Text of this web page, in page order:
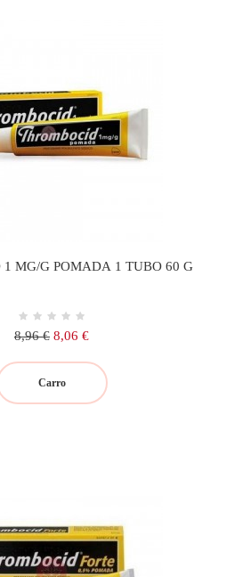
MG/G POMADA 1 TUBO 60 G
Precio
8,96 € Precio
8,06 €
Carro